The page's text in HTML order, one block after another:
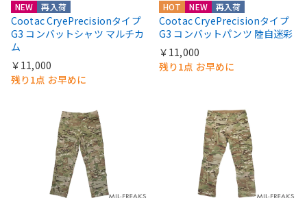
NEW 再入荷
Cootac CryePrecisionタイプ
G3 コンバットシャツ マルチカ
ム
￥11,000
残り1点 お早めに
HOT NEW 再入荷
Cootac CryePrecisionタイプ
G3 コンバットパンツ 陸自迷彩
￥11,000
残り1点 お早めに